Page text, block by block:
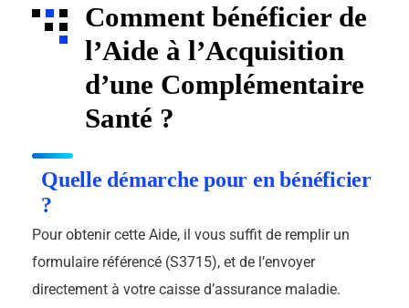
Comment bénéficier de
l’Aide à l’Acquisition
d’une Complémentaire
Santé ?
Quelle démarche pour en bénéficier
?
Pour obtenir cette Aide, il vous suffit de remplir un
formulaire référencé (S3715), et de l’envoyer
directement à votre caisse d’assurance maladie.